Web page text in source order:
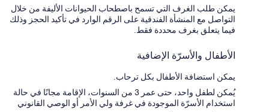
يمكن طلب الغرف التي تسمح باصطحاب الحيوانات الأليفة من خلال
التواصل مع المنشأة الفندقية على الرقم الوارد في تأكيد الحجز وذلك
فيما يتعلق بغرف محددة فقط.
الأطفال والأسرّة الإضافية
يمكن استضافة الأطفال بكل ترحاب.
يُمكن لطفل واحد، حتى عمر 3 من السنوات، الإقامة مجانًا في حالة
استخدام الأسرّة الموجودة في غرفة ولي الأمر أو الوصي القانوني